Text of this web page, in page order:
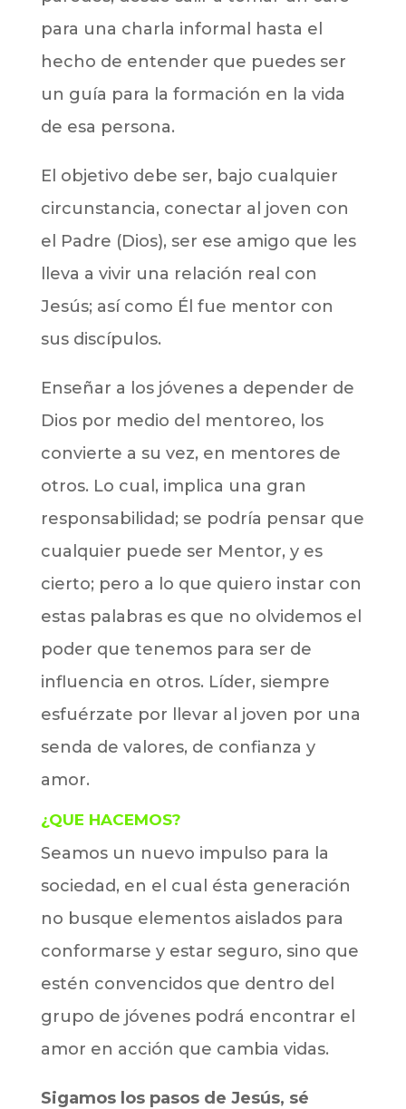
para una charla informal hasta el
hecho de entender que puedes ser
un guía para la formación en la vida
de esa persona.
El objetivo debe ser, bajo cualquier
circunstancia, conectar al joven con
el Padre (Dios), ser ese amigo que les
lleva a vivir una relación real con
Jesús; así como Él fue mentor con
sus discípulos.
Enseñar a los jóvenes a depender de
Dios por medio del mentoreo, los
convierte a su vez, en mentores de
otros. Lo cual, implica una gran
responsabilidad; se podría pensar que
cualquier puede ser Mentor, y es
cierto; pero a lo que quiero instar con
estas palabras es que no olvidemos el
poder que tenemos para ser de
influencia en otros. Líder, siempre
esfuérzate por llevar al joven por una
senda de valores, de confianza y
amor.
¿QUE HACEMOS?
Seamos un nuevo impulso para la
sociedad, en el cual ésta generación
no busque elementos aislados para
conformarse y estar seguro, sino que
estén convencidos que dentro del
grupo de jóvenes podrá encontrar el
amor en acción que cambia vidas.
Sigamos los pasos de Jesús, sé